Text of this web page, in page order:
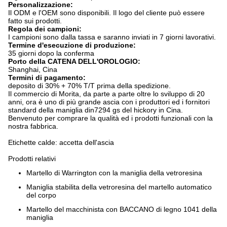
Personalizzazione:
Il ODM e l'OEM sono disponibili. Il logo del cliente può essere
fatto sui prodotti.
Regola dei campioni:
I campioni sono dalla tassa e saranno inviati in 7 giorni lavorativi.
Termine d'esecuzione di produzione:
35 giorni dopo la conferma
Porto della CATENA DELL'OROLOGIO:
Shanghai, Cina
Termini di pagamento:
deposito di 30% + 70% T/T prima della spedizione.
Il commercio di Morita, da parte a parte oltre lo sviluppo di 20
anni, ora è uno di più grande ascia con i produttori ed i fornitori
standard della maniglia din7294 gs del hickory in Cina.
Benvenuto per comprare la qualità ed i prodotti funzionali con la
nostra fabbrica.
Etichette calde: accetta dell'ascia
Prodotti relativi
Martello di Warrington con la maniglia della vetroresina
Maniglia stabilita della vetroresina del martello automatico
del corpo
Martello del macchinista con BACCANO di legno 1041 della
maniglia